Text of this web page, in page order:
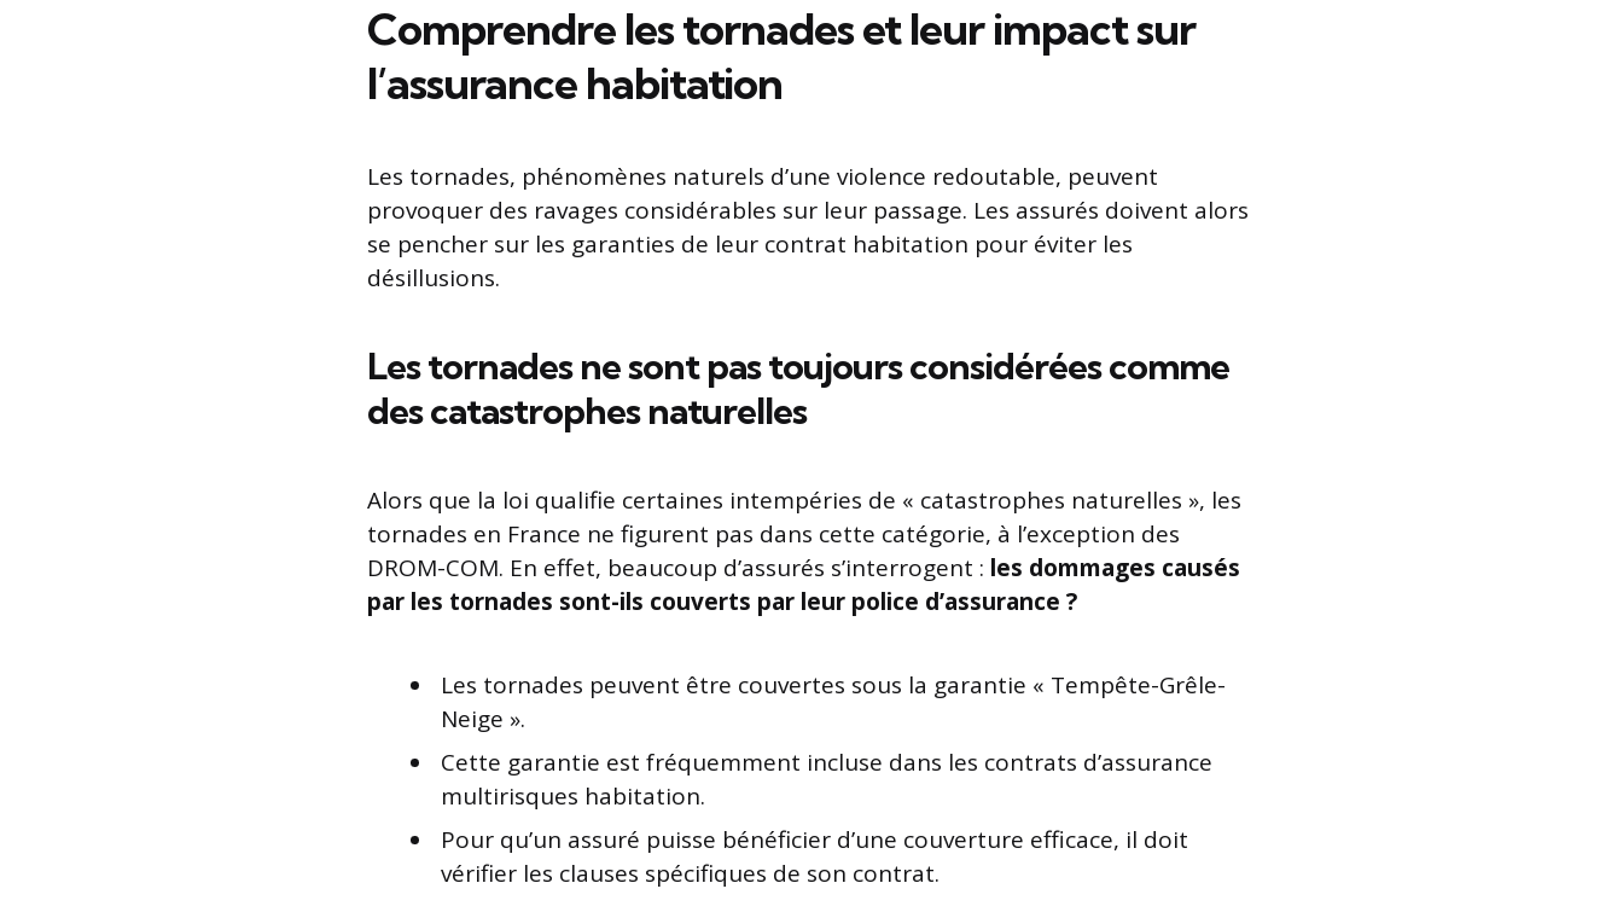
Comprendre les tornades et leur impact sur
l’assurance habitation
Les tornades, phénomènes naturels d’une violence redoutable, peuvent
provoquer des ravages considérables sur leur passage. Les assurés doivent alors
se pencher sur les garanties de leur contrat habitation pour éviter les
désillusions.
Les tornades ne sont pas toujours considérées comme
des catastrophes naturelles
Alors que la loi qualifie certaines intempéries de « catastrophes naturelles », les
tornades en France ne figurent pas dans cette catégorie, à l’exception des
DROM-COM. En effet, beaucoup d’assurés s’interrogent : les dommages causés
par les tornades sont-ils couverts par leur police d’assurance ?
Les tornades peuvent être couvertes sous la garantie « Tempête-Grêle-
Neige ».
Cette garantie est fréquemment incluse dans les contrats d’assurance
multirisques habitation.
Pour qu’un assuré puisse bénéficier d’une couverture efficace, il doit
vérifier les clauses spécifiques de son contrat.